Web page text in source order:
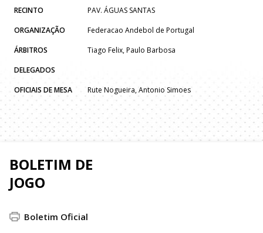
RECINTO
PAV. ÁGUAS SANTAS
ORGANIZAÇÃO
Federacao Andebol de Portugal
ÁRBITROS
Tiago Felix, Paulo Barbosa
DELEGADOS
OFICIAIS DE MESA
Rute Nogueira, Antonio Simoes
BOLETIM DE
JOGO
Boletim Oficial